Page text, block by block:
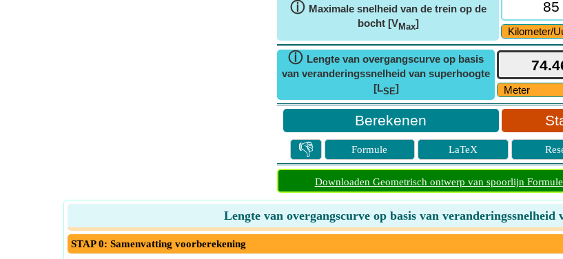
ⓘ Maximale snelheid van de trein op de
bocht [VMax]
ⓘ Lengte van overgangscurve op basis
van veranderingssnelheid van superhoogte
[LSE]
👎 Formule LaTeX
Downloaden Geometrisch ontwerp van spoorlijn
Lengte van overgangscurve op basis van veranderingssnelheid
STAP 0: Samenvatting voorberekening